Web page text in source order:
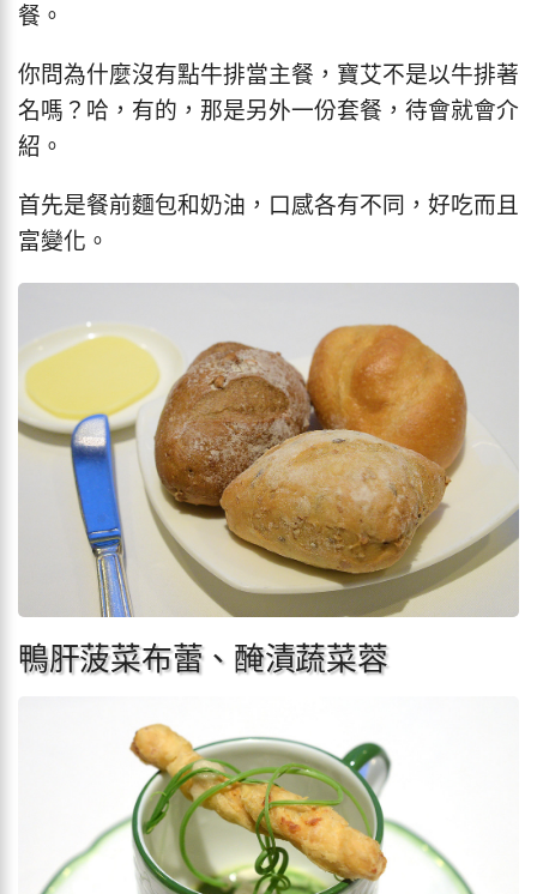
餐。
你問為什麼沒有點牛排當主餐，寶艾不是以牛排著
名嗎？哈，有的，那是另外一份套餐，待會就會介
紹。
首先是餐前麵包和奶油，口感各有不同，好吃而且
富變化。
鴨肝菠菜布蕾、醃漬蔬菜蓉